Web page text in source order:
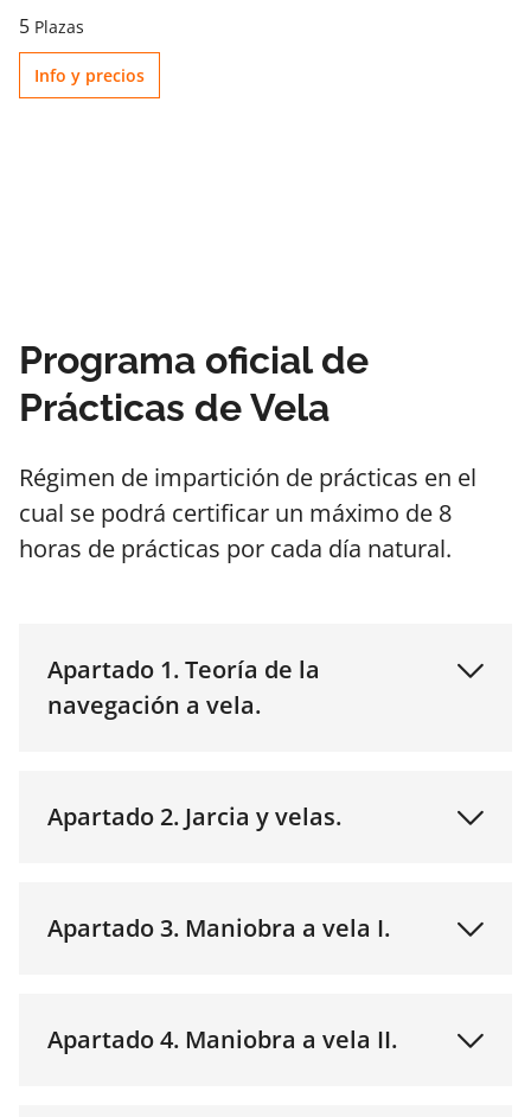
5 Plazas
Info y precios
Programa oficial de
Prácticas de Vela
Régimen de impartición de prácticas en el
cual se podrá certificar un máximo de 8
horas de prácticas por cada día natural.
Apartado 1. Teoría de la
navegación a vela.
Apartado 2. Jarcia y velas.
Apartado 3. Maniobra a vela I.
Apartado 4. Maniobra a vela II.